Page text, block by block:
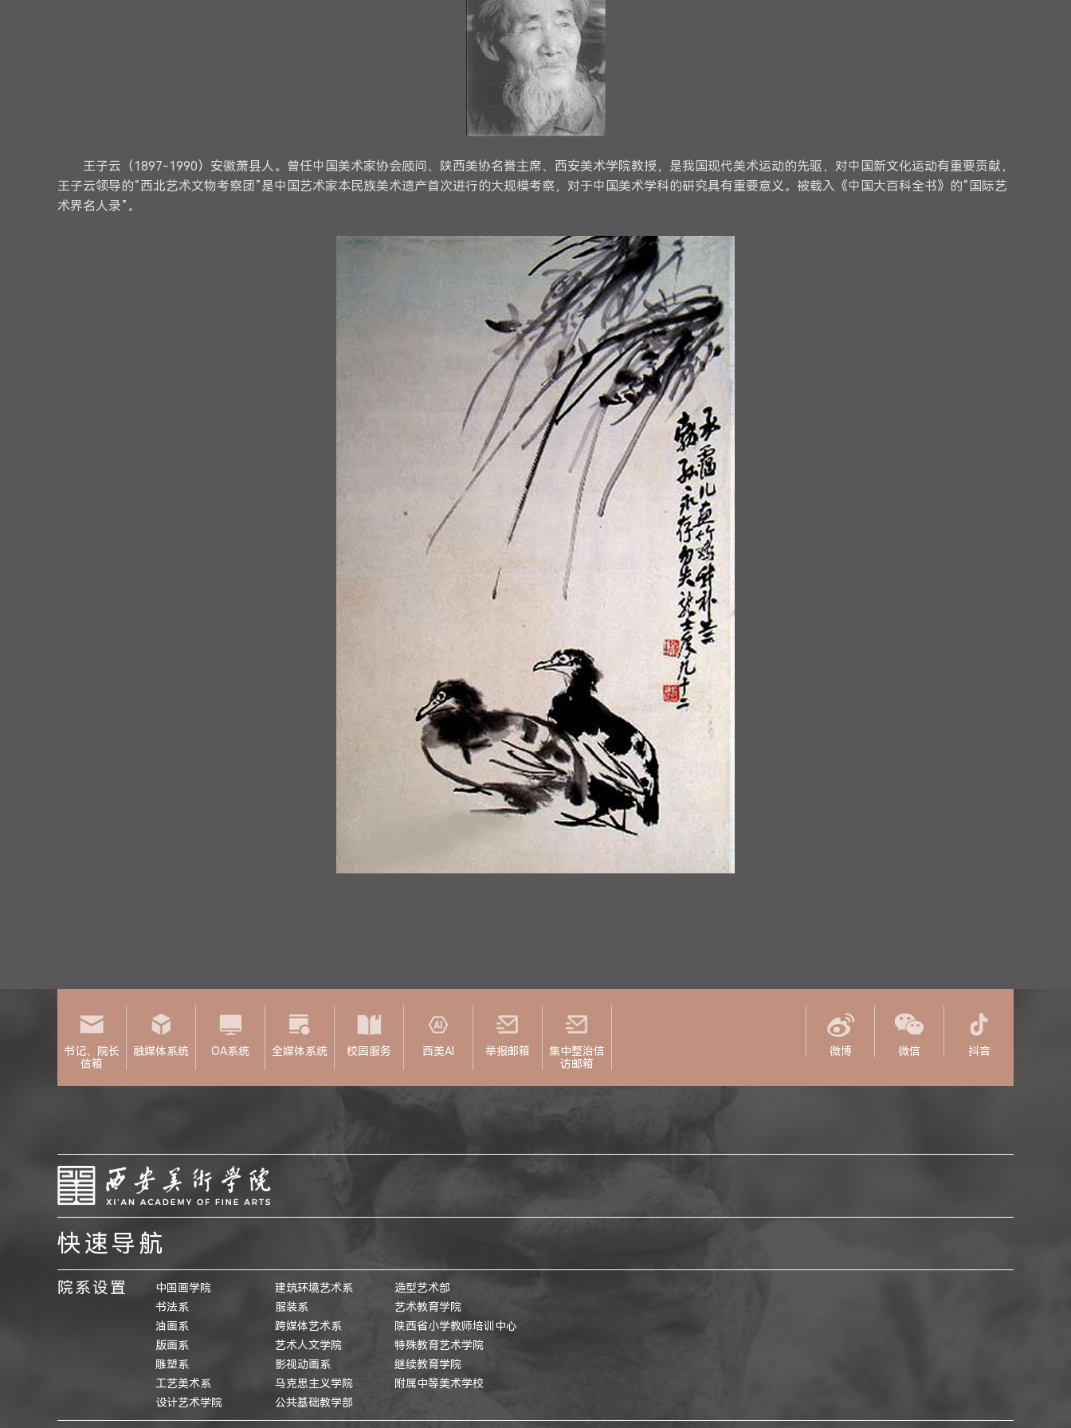
王子云（1897-1990）安徽萧县人。曾任中国美术家协会顾问、陕西美协名誉主席、西安美术学院教授，是我国现代美术运动的先驱，对中国新文化运动有重要贡献，
王子云领导的“西北艺术文物考察团”是中国艺术家本民族美术遗产首次进行的大规模考察，对于中国美术学科的研究具有重要意义。被载入《中国大百科全书》的“国际艺
术界名人录”。
书记、院长
信箱
融媒体系统 OA系统 全媒体系统 校园服务 西美AI 举报邮箱
集中整治信
访邮箱
微博 微信 抖音
快速导航
院系设置
中国画学院
书法系
油画系
版画系
雕塑系
工艺美术系
设计艺术学院
建筑环境艺术系
服装系
跨媒体艺术系
艺术人文学院
影视动画系
马克思主义学院
公共基础教学部
造型艺术部
艺术教育学院
陕西省小学教师培训中心
特殊教育艺术学院
继续教育学院
附属中等美术学校